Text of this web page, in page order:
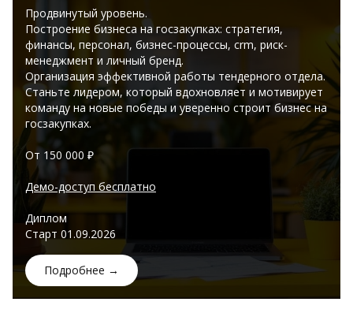
Продвинутый уровень.
Построение бизнеса на госзакупках: стратегия,
финансы, персонал, бизнес-процессы, crm, риск-
менеджмент и личный бренд.
Организация эффективной работы тендерного отдела.
Станьте лидером, который вдохновляет и мотивирует
команду на новые победы и уверенно строит бизнес на
госзакупках.
От 150 000 ₽
Демо-доступ бесплатно
Диплом
Старт 01.09.2026
Подробнее →